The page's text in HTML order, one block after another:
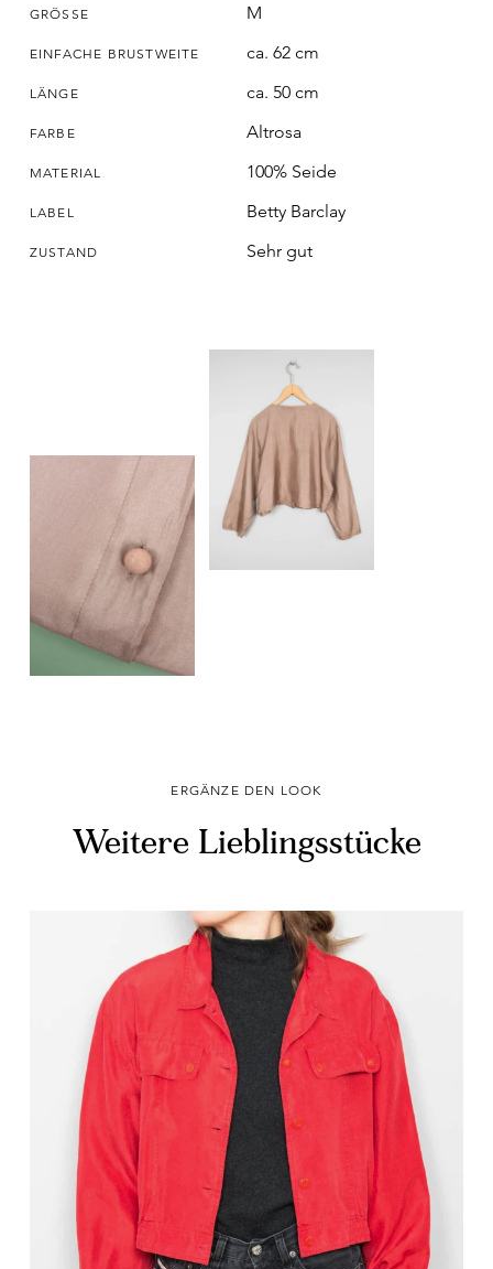
GRÖSSE M
EINFACHE BRUSTWEITE ca. 62 cm
LÄNGE ca. 50 cm
FARBE Altrosa
MATERIAL 100% Seide
LABEL Betty Barclay
ZUSTAND Sehr gut
ERGÄNZE DEN LOOK
Weitere Lieblingsstücke